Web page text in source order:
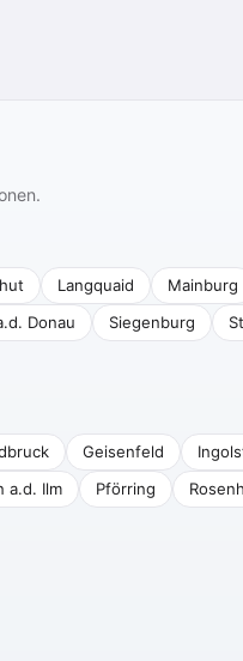
Langquaid
Mainburg
Donau Siegenburg
Geisenfeld
a.d. Ilm Pförring